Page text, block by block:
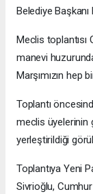
Belediye Başkanı
Meclis
manevi
Marşımızın hep
Toplantı
meclis üyelerinin
yerleştirildiği
Toplantıya Yeni
Sivrioğlu,